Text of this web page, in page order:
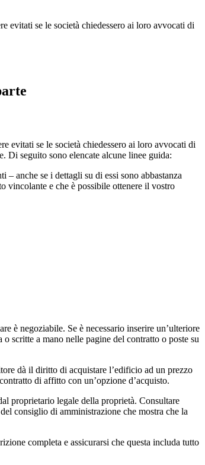
evitati se le società chiedessero ai loro avvocati di
evitati se le società chiedessero ai loro avvocati di
Di seguito sono elencate alcune linee guida:
anche se i dettagli su di essi sono abbastanza
vincolante e che è possibile ottenere il vostro
è negoziabile. Se è necessario inserire un’ulteriore
scritte a mano nelle pagine del contratto o poste su
dà il diritto di acquistare l’edificio ad un prezzo
di affitto con un’opzione d’acquisto.
proprietario legale della proprietà. Consultare
consiglio di amministrazione che mostra che la
completa e assicurarsi che questa includa tutto